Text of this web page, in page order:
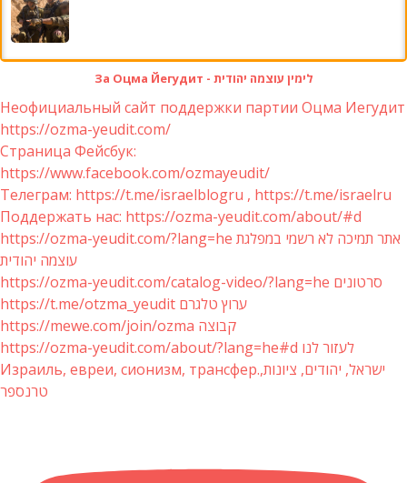
За Оцма Йегудит - לימין עוצמה יהודית
Неофициальный сайт поддержки партии Оцма Иегудит
https://ozma-yeudit.com/
Страница Фейсбук:
https://www.facebook.com/ozmayeudit/
Телеграм: https://t.me/israelblogru , https://t.me/israelru
Поддержать нас: https://ozma-yeudit.com/about/#d
https://ozma-yeudit.com/?lang=he אתר תמיכה לא רשמי במפלגת
עוצמה יהודית
https://ozma-yeudit.com/catalog-video/?lang=he סרטונים
https://t.me/otzma_yeudit ערוץ טלגרם
https://mewe.com/join/ozma קבוצה
https://ozma-yeudit.com/about/?lang=he#d לעזור לנו
Израиль, евреи, сионизм, трансфер.ישראל, יהודים, ציונות,
טרנספר